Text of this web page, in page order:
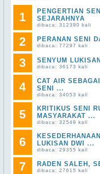
1
PENGERTIAN
SEJARAHNYA
dibaca: 312390 kali
2 PERANAN SENI
dibaca: 77297 kali
3 SENYUM
dibaca: 36173 kali
4
CAT AIR
SENI ...
dibaca: 34053 kali
5
KRITIKUS SENI
MASYARAKAT ...
dibaca: 32549 kali
6
LUKISAN DWI ...
dibaca: 29355 kali
7 RADEN SALEH,
dibaca: 27615 kali